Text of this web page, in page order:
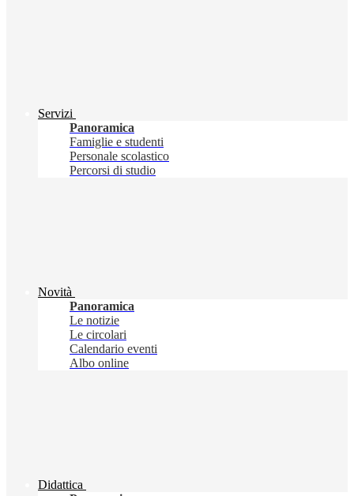
Servizi
Panoramica
Famiglie e studenti
Personale scolastico
Percorsi di studio
Novità
Panoramica
Le notizie
Le circolari
Calendario eventi
Albo online
Didattica